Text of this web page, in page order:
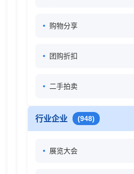
购物分享
团购折扣
二手拍卖
行业企业 (948)
展览大会